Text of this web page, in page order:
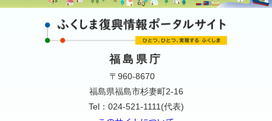
福島県庁
〒960-8670
福島県福島市杉妻町2-16
Tel：024-521-1111(代表)